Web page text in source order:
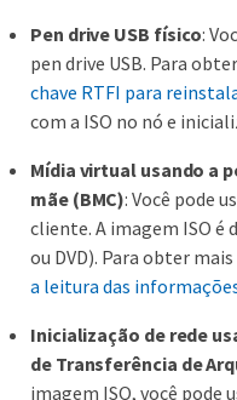
Pen drive USB físico:
pen drive USB. Para
chave RTFI para
com a ISO no nó e
Mídia virtual usando a
mãe (BMC): Você pode
cliente. A imagem ISO
ou DVD). Para obter
a leitura das
Inicialização de rede
de Transferência de
imagem ISO, você pode